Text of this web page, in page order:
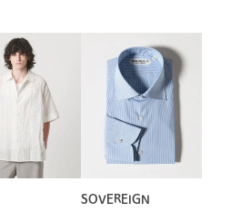
SOVEREIGN